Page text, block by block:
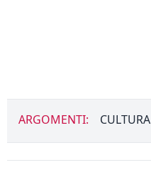
ARGOMENTI: CULTURA